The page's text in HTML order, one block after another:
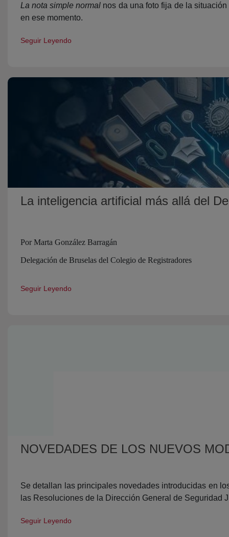
La nota simple normal nos da una foto fija de la
en ese momento.
Seguir Leyendo
La inteligencia artificial más allá del
Por Marta González Barragán
Delegación de Bruselas del Colegio de Registradores
Seguir Leyendo
Se detallan las principales novedades introducidas en
las Resoluciones de la Dirección General de Seguridad
Seguir Leyendo